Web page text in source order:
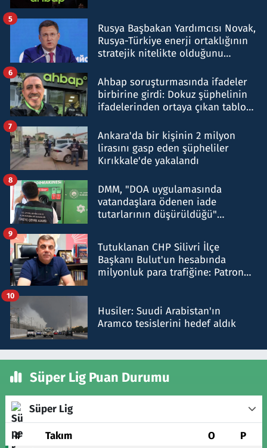
Rusya Başbakan Yardımcısı Novak,
Rusya-Türkiye enerji ortaklığının
stratejik nitelikte olduğunu
5
Ahbap soruşturmasında ifadeler
birbirine girdi: Dokuz şüphelinin
ifadelerinden ortaya çıkan tablo
6
Ankara'da bir kişinin 2 milyon
lirasını gasp eden şüpheliler
Kırıkkale'de yakalandı
7
DMM, "DOA uygulamasında
vatandaşlara ödenen iade
tutarlarının düşürüldüğü"
8
Tutuklanan CHP Silivri İlçe
Başkanı Bulut'un hesabında
milyonluk para trafiğine: Patron
9
Husiler: Suudi Arabistan'ın
Aramco tesislerini hedef aldık
10
Süper Lig Puan Durumu
Süper Lig
# Takım O P